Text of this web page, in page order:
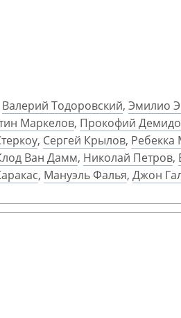
Валерий Тодоровский, Эмилио
Маркелов, Прокофий
, Сергей Крылов,
Ван Дамм, Николай Петров,
, Мануэль Фалья, Джон